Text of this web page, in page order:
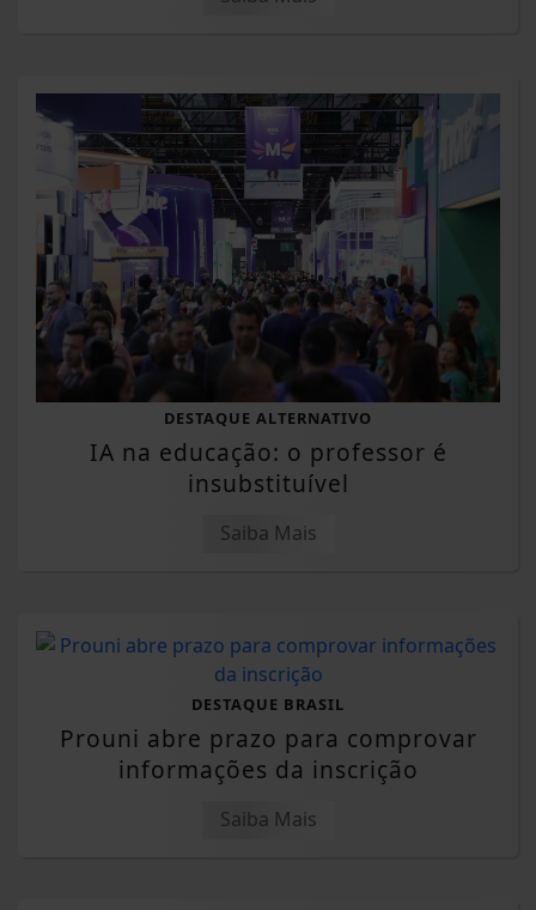
DESTAQUE ALTERNATIVO
IA na educação: o professor é
insubstituível
Saiba Mais
DESTAQUE BRASIL
Prouni abre prazo para comprovar
informações da inscrição
Saiba Mais